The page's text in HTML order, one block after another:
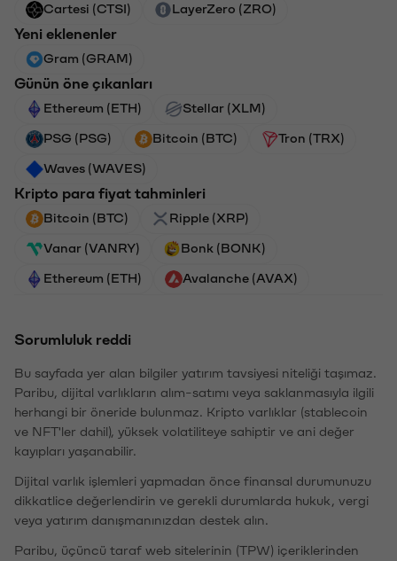
Cartesi (CTSI) LayerZero (ZRO)
Yeni eklenenler
Gram (GRAM)
Günün öne çıkanları
Ethereum (ETH) Stellar (XLM)
PSG (PSG) Bitcoin (BTC) Tron (TRX)
Waves (WAVES)
Kripto para fiyat tahminleri
Bitcoin (BTC) Ripple (XRP)
Vanar (VANRY) Bonk (BONK)
Ethereum (ETH) Avalanche (AVAX)
Sorumluluk reddi
Bu sayfada yer alan bilgiler yatırım tavsiyesi niteliği taşımaz.
Paribu, dijital varlıkların alım-satımı veya saklanmasıyla ilgili
herhangi bir öneride bulunmaz. Kripto varlıklar (stablecoin
ve NFT'ler dahil), yüksek volatiliteye sahiptir ve ani değer
kayıpları yaşanabilir.
Dijital varlık işlemleri yapmadan önce finansal durumunuzu
dikkatlice değerlendirin ve gerekli durumlarda hukuk, vergi
veya yatırım danışmanınızdan destek alın.
Paribu, üçüncü taraf web sitelerinin (TPW) içeriklerinden